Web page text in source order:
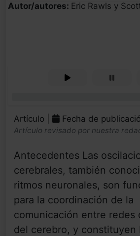
Autor/autores: Eric Rawls y
Artículo | Fecha de
Artículo revisado por nuestra
Antecedentes Las
cerebrales, también
ritmos neuronales, son
para la coordinación de la
comunicación entre redes
del cerebro, y constituyen